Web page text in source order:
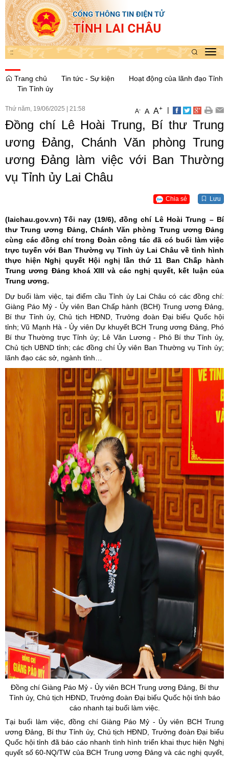
::
Trang chủ
Tin tức - Sự kiện
Hoạt động của lãnh đạo Tỉnh
Tin Tỉnh ủy
Thứ năm, 19/06/2025 21:58 A- A A+ |
Đồng chí Lê Hoài Trung, Bí thư Trung
ương Đảng, Chánh Văn phòng Trung
ương Đảng làm việc với Ban Thường
vụ Tỉnh ủy Lai Châu
Chia sẻ Lưu
(laichau.gov.vn) Tối nay (19/6), đồng chí Lê Hoài Trung – Bí
thư Trung ương Đảng, Chánh Văn phòng Trung ương Đảng
cùng các đồng chí trong Đoàn công tác đã có buổi làm việc
trực tuyến với Ban Thường vụ Tỉnh ủy Lai Châu về tình hình
thực hiện Nghị quyết Hội nghị lần thứ 11 Ban Chấp hành
Trung ương Đảng khoá XIII và các nghị quyết, kết luận của
Trung ương.
Dự buổi làm việc, tại điểm cầu Tỉnh ủy Lai Châu có các đồng chí:
Giàng Páo Mỷ - Ủy viên Ban Chấp hành (BCH) Trung ương Đảng,
Bí thư Tỉnh ủy, Chủ tịch HĐND, Trưởng đoàn Đại biểu Quốc hội
tỉnh; Vũ Mạnh Hà - Ủy viên Dự khuyết BCH Trung ương Đảng, Phó
Bí thư Thường trực Tỉnh ủy; Lê Văn Lương - Phó Bí thư Tỉnh ủy,
Chủ tịch UBND tỉnh; các đồng chí Ủy viên Ban Thường vụ Tỉnh ủy;
lãnh đạo các sở, ngành tỉnh…
Đồng chí Giàng Páo Mỷ- Ủyviên BCH Trung ương Đảng, Bí thư
Tỉnh ủy, Chủ tịch HĐND, Trưởng đoàn Đại biểu Quốc hội tỉnh báo
cáo nhanh tại buổi làm việc.
Tại buổi làm việc, đồng chí Giàng Páo Mỷ - Ủy viên BCH Trung
ương Đảng, Bí thư Tỉnh ủy, Chủ tịch HĐND, Trưởng đoàn Đại biểu
Quốc hội tỉnh đã báo cáo nhanh tình hình triển khai thực hiện Nghị
quyết số 60-NQ/TW của BCH Trung ương Đảng và các nghị quyết,